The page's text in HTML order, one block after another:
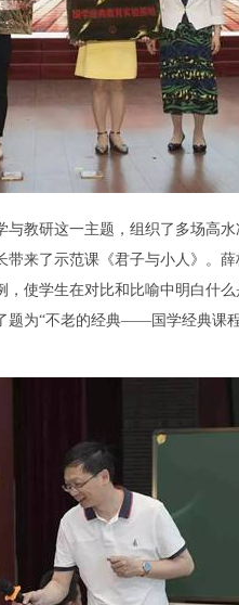
研这一主题，组织了多场高水
来了示范课《君子与小人》。
使学生在对比和比喻中明白什
题为“不老的经典——国学经典课